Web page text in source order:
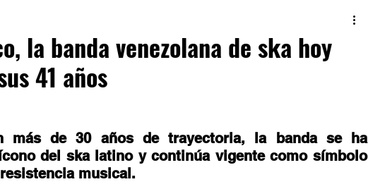
System Festivales
Fuera del reggae ANCOP
la banda venezolana de ska hoy
41 años
más de 30 años de trayectoria, la banda se ha
del ska latino y continúa vigente como símbolo
musical.